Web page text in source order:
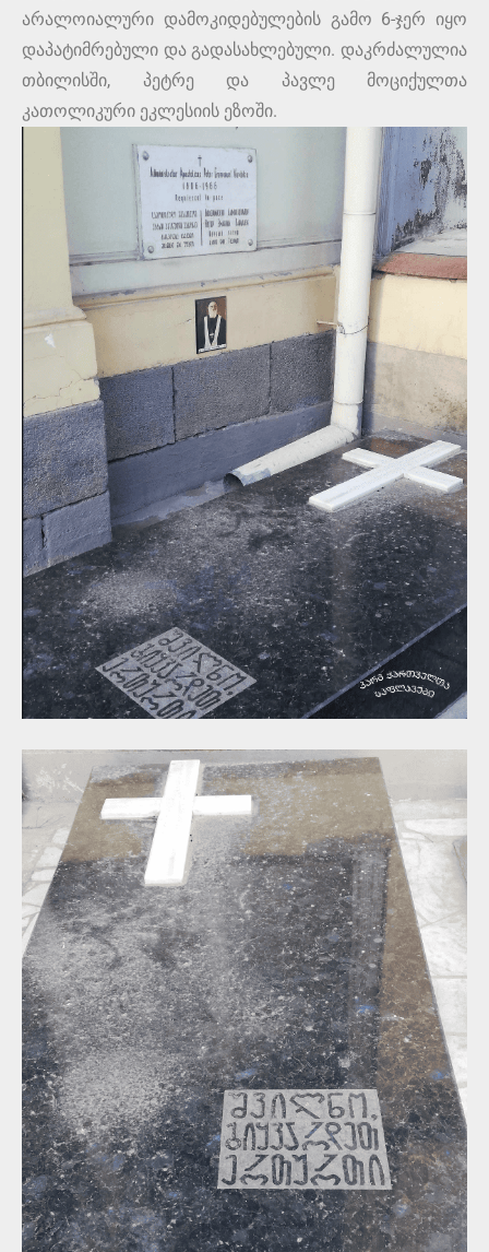
არალოიალური დამოკიდებულების გამო 6-ჯერ იყო
დაპატიმრებული და გადასახლებული. დაკრძალულია
თბილისში, პეტრე და პავლე მოციქულთა
კათოლიკური ეკლესიის ეზოში.